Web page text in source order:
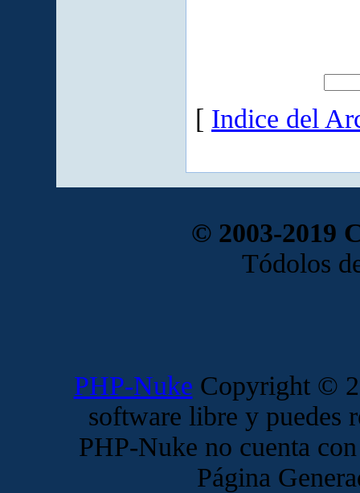
[ Indice del
© 2003-2019
Tódolos
PHP-Nuke Copyright ©
software libre y
PHP-Nuke no cuenta
Página